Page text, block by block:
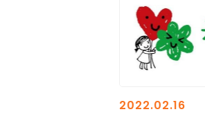
2022.02.16